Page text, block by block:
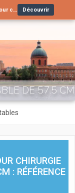
Nouveau: Découvrez notre gamme de valves pour cathéters urinaires ! Découvrir
DE 57.5 CM
CHIRURGIE
: RÉFÉRENCE